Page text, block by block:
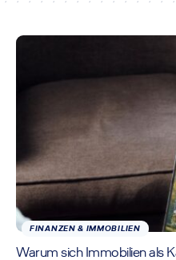
FINANZEN & IMMOBILIEN
Warum sich Immobilien als